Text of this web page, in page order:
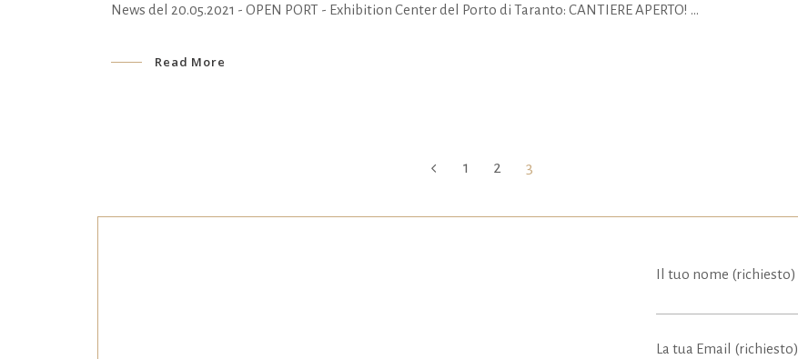
News del 20.05.2021 - OPEN PORT - Exhibition Center del Porto di Taranto: CANTIERE APERTO!
Read More
1 2 3
Il tuo nome (richiesto)
La tua Email (richiesto)